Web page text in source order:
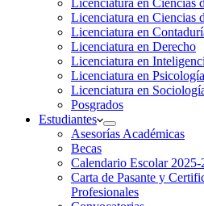
Licenciatura en Ciencias
Licenciatura en Ciencias
Licenciatura en
Licenciatura en Derecho
Licenciatura en
Licenciatura en Psicología
Licenciatura en
Posgrados
Estudiantes
Asesorías Académicas
Becas
Calendario Escolar 2025-
Carta de Pasante y
Profesionales